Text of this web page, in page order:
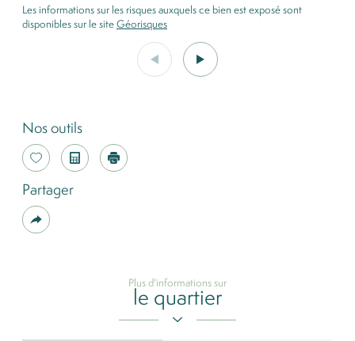
Les informations sur les risques auxquels ce bien est exposé sont
disponibles sur le siteGéorisques
Nos outils
SélectionnerCalculatriceImprimer
Partager
Plus
de
Plus d'informations sur
le quartier